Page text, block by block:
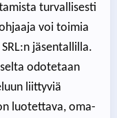
turvallisesti
voi toimia
jäsentallilla.
odotetaan
liittyviä
luotettava, oma-